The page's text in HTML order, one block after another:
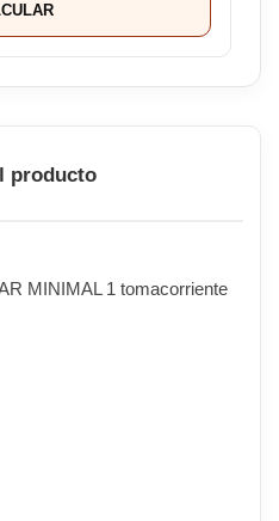
producto
MINIMAL 1 tomacorriente